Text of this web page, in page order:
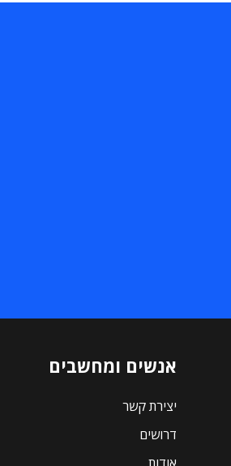
אנשים ומחשבים
יצירת קשר
דרושים